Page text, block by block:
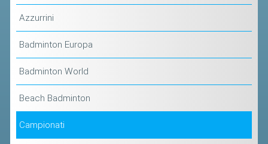
Azzurrini
Badminton Europa
Badminton World
Beach Badminton
Campionati
CAMPIONATI A SQUADRE